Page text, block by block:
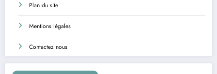
Plan du site
Mentions légales
Contactez nous